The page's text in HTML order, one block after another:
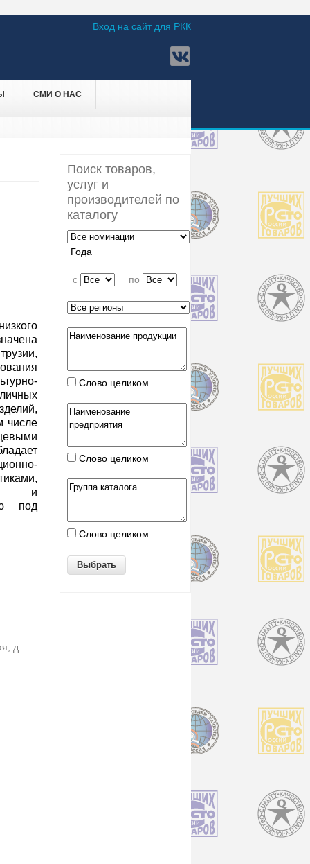
Вход на сайт для РКК
СМИ О НАС
числе
и
под
д.
Поиск товаров,
услуг и
производителей по
каталогу
Года
c по
Слово целиком
Слово целиком
Слово целиком